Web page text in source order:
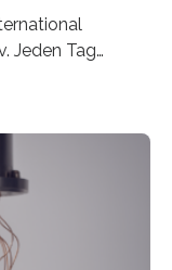
Jeden Tag
Neue
ist der Alltag in
dieses Jahr 100
2025 zum
und -